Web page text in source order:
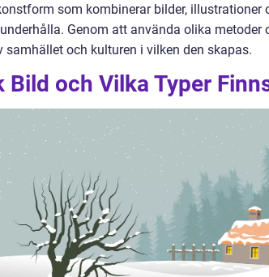
som kombinerar bilder,
Genom att använda olika metoder
samhället och kulturen i vilken den skapas.
Bild och Vilka Typer